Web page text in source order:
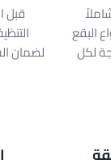
البقع
لكل
قبل
لضمان